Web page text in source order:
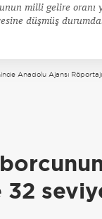
milli gelire oranı
düşmüş
Anadolu Ajansı